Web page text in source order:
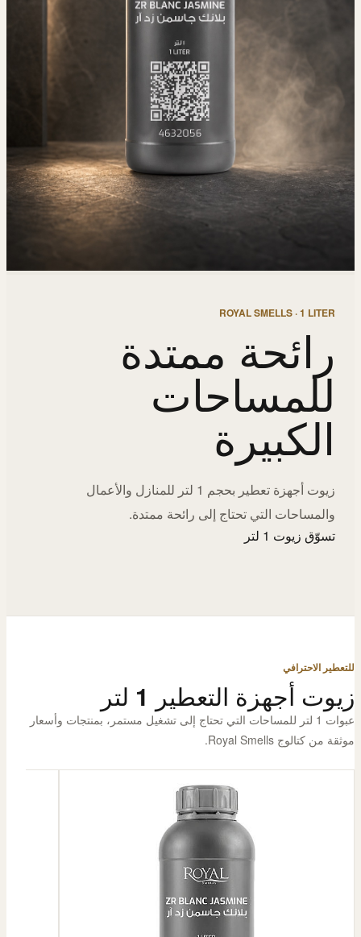
ROYAL SMELLS · 1 LITER
رائحة ممتدة
للمساحات
الكبيرة
زيوت أجهزة تعطير بحجم 1 لتر للمنازل والأعمال
والمساحات التي تحتاج إلى رائحة ممتدة.
تسوّق زيوت 1 لتر
للتعطير الاحترافي
زيوت أجهزة التعطير 1 لتر
عبوات 1 لتر للمساحات التي تحتاج إلى تشغيل مستمر، بمنتجات وأسعار
موثقة من كتالوج Royal Smells.